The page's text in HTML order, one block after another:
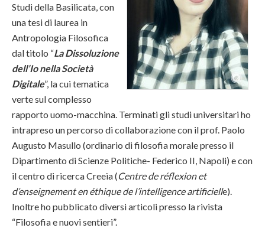
Studi della Basilicata, con
una tesi di laurea in
Antropologia Filosofica
dal titolo “La Dissoluzione
dell’Io nella Società
Digitale”, la cui tematica
verte sul complesso
rapporto uomo-macchina. Terminati gli studi universitari ho
intrapreso un percorso di collaborazione con il prof. Paolo
Augusto Masullo (ordinario di filosofia morale presso il
Dipartimento di Scienze Politiche- Federico II, Napoli) e con
il centro di ricerca Creeìa (Centre de réflexion et
d’enseignement en éthique de l’intelligence artificielle).
Inoltre ho pubblicato diversi articoli presso la rivista
“Filosofia e nuovi sentieri”.